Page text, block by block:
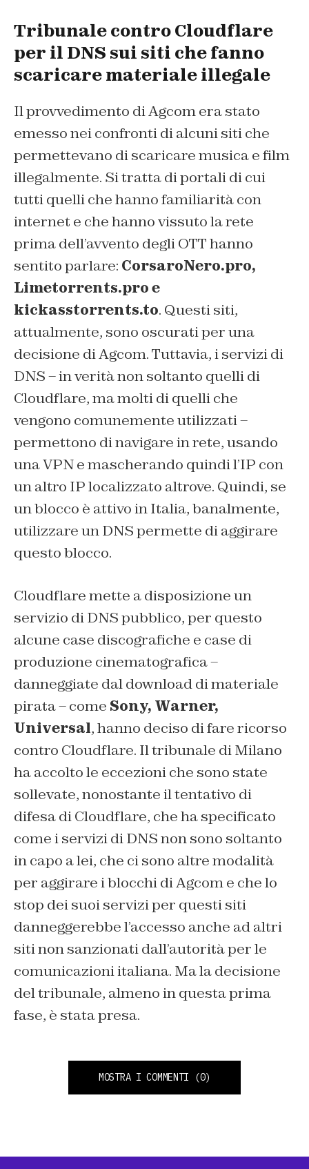
Tribunale contro Cloudflare
per il DNS sui siti che fanno
scaricare materiale illegale
Il provvedimento di Agcom era stato
emesso nei confronti di alcuni siti che
permettevano di scaricare musica e film
illegalmente. Si tratta di portali di cui
tutti quelli che hanno familiarità con
internet e che hanno vissuto la rete
prima dell’avvento degli OTT hanno
sentito parlare: CorsaroNero.pro,
Limetorrents.pro e
kickasstorrents.to. Questi siti,
attualmente, sono oscurati per una
decisione di Agcom. Tuttavia, i servizi di
DNS – in verità non soltanto quelli di
Cloudflare, ma molti di quelli che
vengono comunemente utilizzati –
permettono di navigare in rete, usando
una VPN e mascherando quindi l’IP con
un altro IP localizzato altrove. Quindi, se
un blocco è attivo in Italia, banalmente,
utilizzare un DNS permette di aggirare
questo blocco.
Cloudflare mette a disposizione un
servizio di DNS pubblico, per questo
alcune case discografiche e case di
produzione cinematografica –
danneggiate dal download di materiale
pirata – come Sony, Warner,
Universal, hanno deciso di fare ricorso
contro Cloudflare. Il tribunale di Milano
ha accolto le eccezioni che sono state
sollevate, nonostante il tentativo di
difesa di Cloudflare, che ha specificato
come i servizi di DNS non sono soltanto
in capo a lei, che ci sono altre modalità
per aggirare i blocchi di Agcom e che lo
stop dei suoi servizi per questi siti
danneggerebbe l’accesso anche ad altri
siti non sanzionati dall’autorità per le
comunicazioni italiana. Ma la decisione
del tribunale, almeno in questa prima
fase, è stata presa.
MOSTRA I COMMENTI (0)